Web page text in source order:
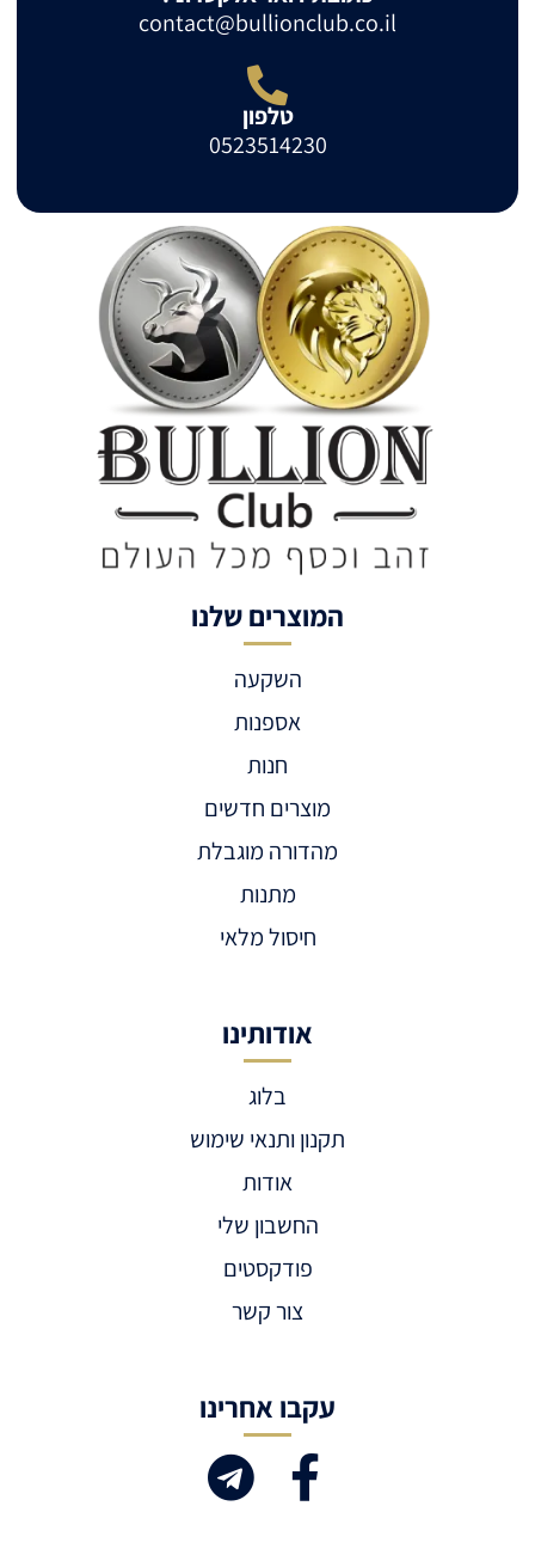
contact@bullionclub.co.il
טלפון
0523514230
המוצרים שלנו
השקעה
אספנות
חנות
מוצרים חדשים
מהדורה מוגבלת
מתנות
חיסול מלאי
אודותינו
בלוג
תקנון ותנאי שימוש
אודות
החשבון שלי
פודקסטים
צור קשר
עקבו אחרינו